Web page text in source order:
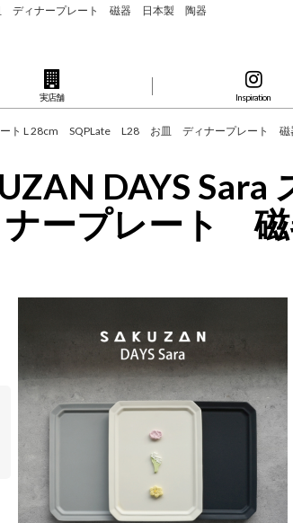
皿 ディナープレート 磁器 日本製 陶器
実店舗 Inspiration
プレート L 28cm SQPLate L28 お皿 ディナープレート
DAYS
ープレート